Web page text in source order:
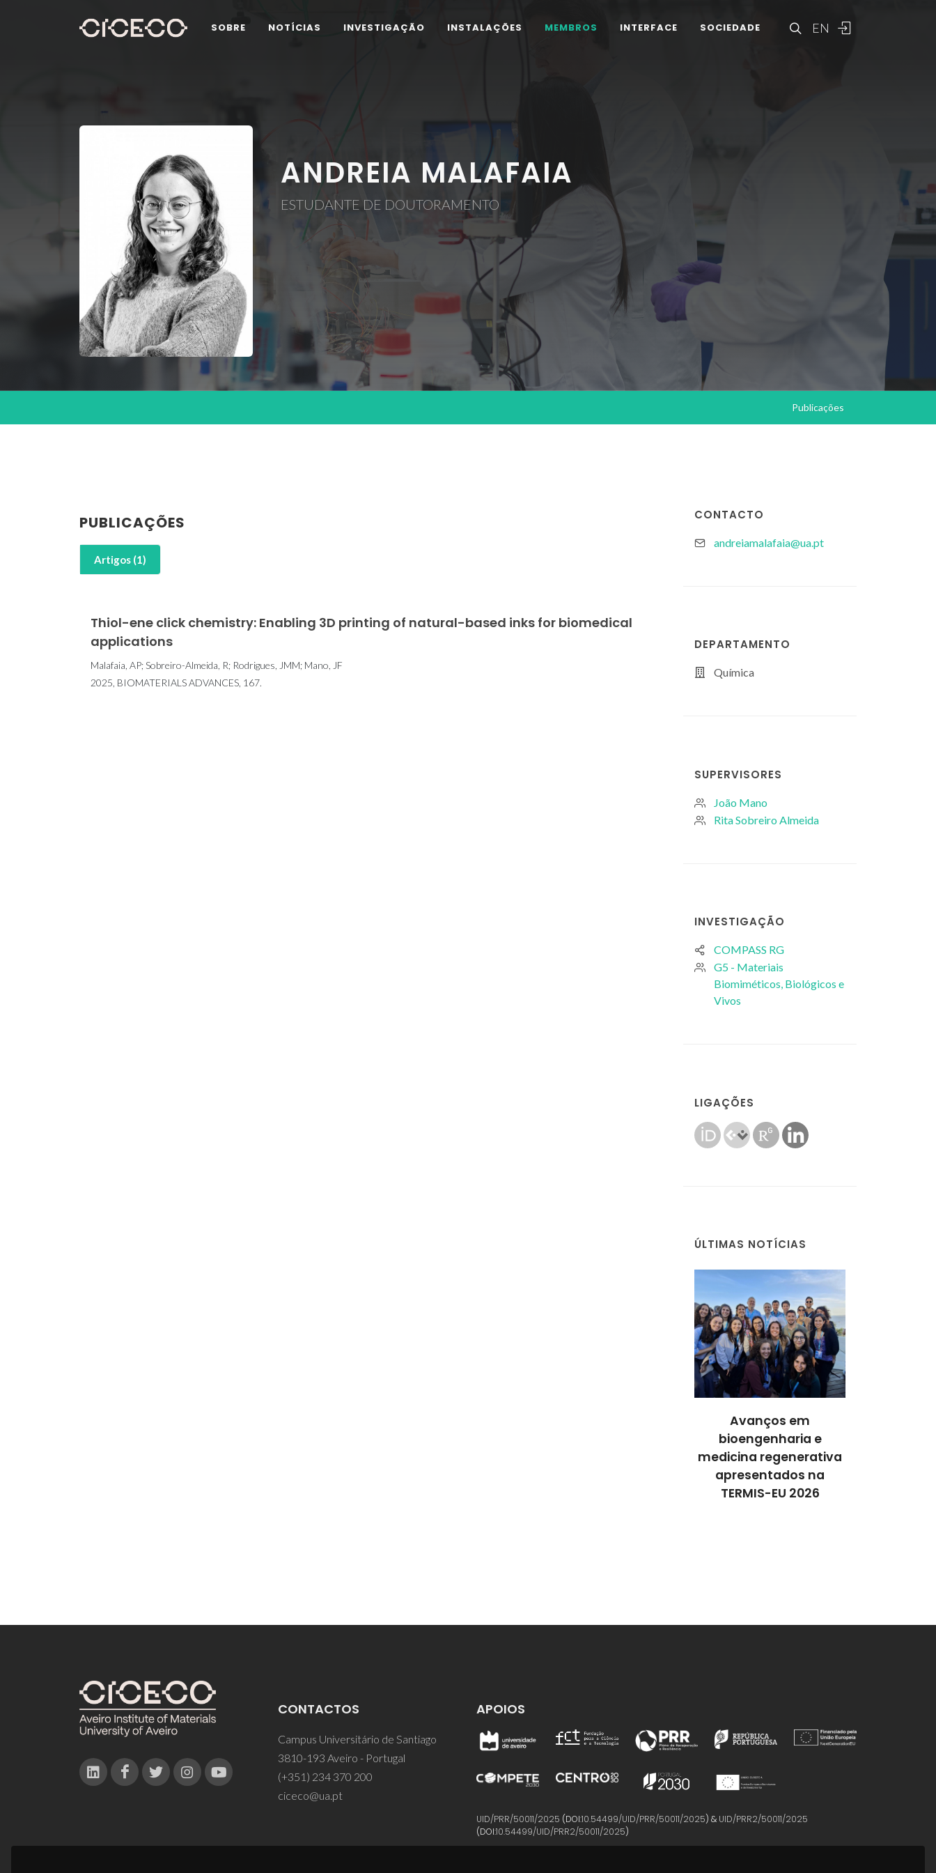
EN
SOBRE NOTÍCIAS INVESTIGAÇÃO INSTALAÇÕES MEMBROS INTERFACE SOCIEDADE
ANDREIA MALAFAIA
ESTUDANTE DE DOUTORAMENTO
Publicações
CONTACTO
andreiamalafaia@ua.pt
DEPARTAMENTO
Química
SUPERVISORES
João Mano
Rita Sobreiro Almeida
INVESTIGAÇÃO
COMPASS RG
G5 - Materiais
Biomiméticos, Biológicos e
Vivos
LIGAÇÕES
ÚLTIMAS NOTÍCIAS
Avanços em
bioengenharia e
medicina regenerativa
apresentados na
TERMIS-EU 2026
PUBLICAÇÕES
Artigos (1)
Thiol-ene click chemistry: Enabling 3D printing of natural-based inks for biomedical
applications
Malafaia, AP; Sobreiro-Almeida, R; Rodrigues, JMM; Mano, JF
2025, BIOMATERIALS ADVANCES, 167.
CONTACTOS
Campus Universitário de Santiago
3810-193 Aveiro - Portugal
(+351) 234 370 200
ciceco@ua.pt
APOIOS
UID/PRR/50011/2025 (DOI:10.54499/UID/PRR/50011/2025) & UID/PRR2/50011/2025
(DOI:10.54499/UID/PRR2/50011/2025)